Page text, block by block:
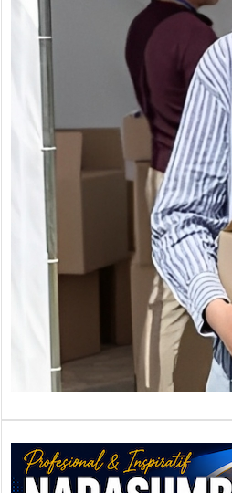
Tik Tok Buat
Jualan, Gimana
Strateginya ?
Baca Juga Cara
Berjualan Di Tiktokshop
TikTok menjadi tempat